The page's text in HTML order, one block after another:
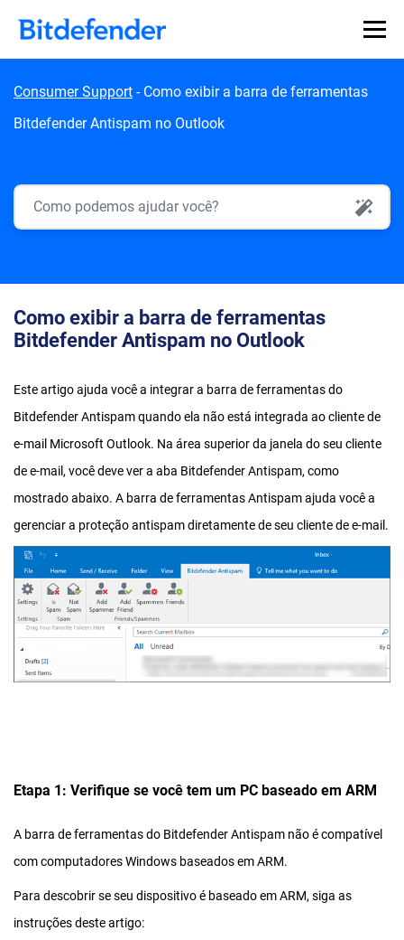
Consumer Support - Como exibir a barra de ferramentas
Bitdefender Antispam no Outlook
Como exibir a barra de ferramentas
Bitdefender Antispam no Outlook
Este artigo ajuda você a integrar a barra de ferramentas do
Bitdefender Antispam quando ela não está integrada ao cliente de
e-mail Microsoft Outlook. Na área superior da janela do seu cliente
de e-mail, você deve ver a aba Bitdefender Antispam, como
mostrado abaixo. A barra de ferramentas Antispam ajuda você a
gerenciar a proteção antispam diretamente de seu cliente de e-mail.
Etapa 1: Verifique se você tem um PC baseado em ARM
A barra de ferramentas do Bitdefender Antispam não é compatível
com computadores Windows baseados em ARM.
Para descobrir se seu dispositivo é baseado em ARM, siga as
instruções deste artigo: